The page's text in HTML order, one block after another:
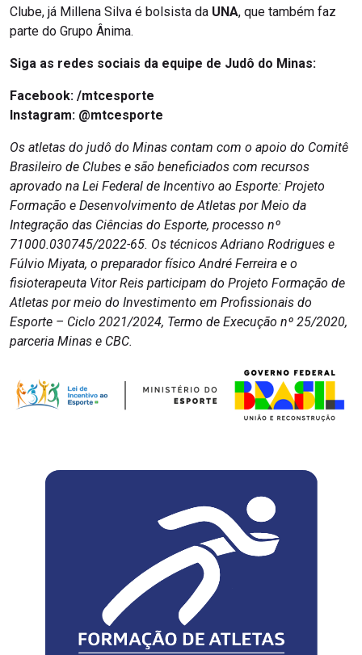
Clube, já Millena Silva é bolsista da UNA, que também faz
parte do Grupo Ânima.
Siga as redes sociais da equipe de Judô do Minas:
Facebook: /mtcesporte
Instagram: @mtcesporte
Os atletas do judô do Minas contam com o apoio do Comitê
Brasileiro de Clubes e são beneficiados com recursos
aprovado na Lei Federal de Incentivo ao Esporte: Projeto
Formação e Desenvolvimento de Atletas por Meio da
Integração das Ciências do Esporte, processo nº
71000.030745/2022-65. Os técnicos Adriano Rodrigues e
Fúlvio Miyata, o preparador físico André Ferreira e o
fisioterapeuta Vitor Reis participam do Projeto Formação de
Atletas por meio do Investimento em Profissionais do
Esporte – Ciclo 2021/2024, Termo de Execução nº 25/2020,
parceria Minas e CBC.